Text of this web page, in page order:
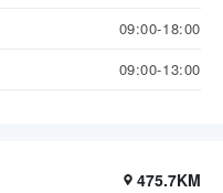
09:00-18:00
09:00-13:00
475.7KM